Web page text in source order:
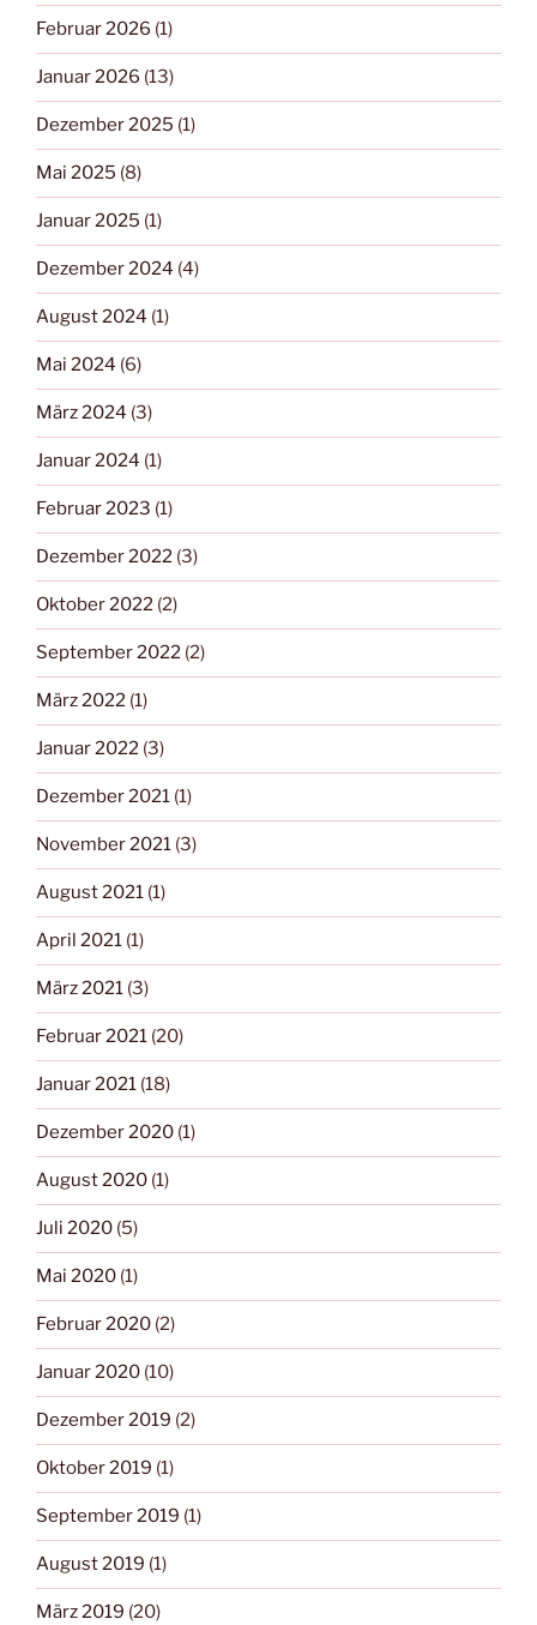
Februar 2026 (1)
Januar 2026 (13)
Dezember 2025 (1)
Mai 2025 (8)
Januar 2025 (1)
Dezember 2024 (4)
August 2024 (1)
Mai 2024 (6)
März 2024 (3)
Januar 2024 (1)
Februar 2023 (1)
Dezember 2022 (3)
Oktober 2022 (2)
September 2022 (2)
März 2022 (1)
Januar 2022 (3)
Dezember 2021 (1)
November 2021 (3)
August 2021 (1)
April 2021 (1)
März 2021 (3)
Februar 2021 (20)
Januar 2021 (18)
Dezember 2020 (1)
August 2020 (1)
Juli 2020 (5)
Mai 2020 (1)
Februar 2020 (2)
Januar 2020 (10)
Dezember 2019 (2)
Oktober 2019 (1)
September 2019 (1)
August 2019 (1)
März 2019 (20)